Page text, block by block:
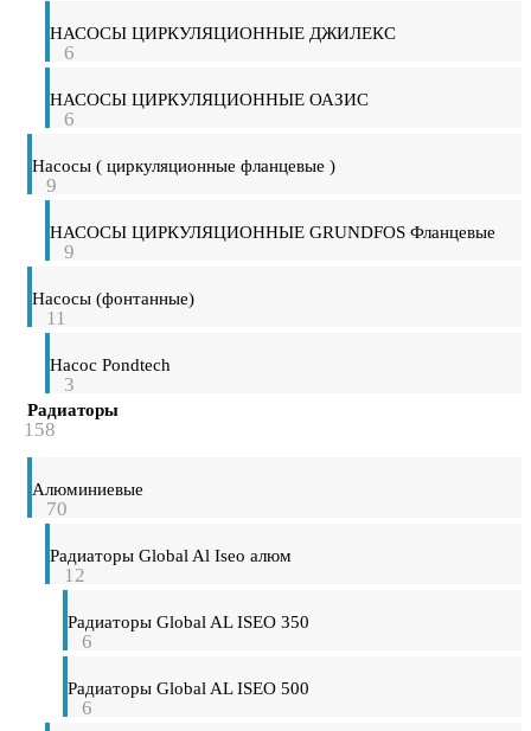
НАСОСЫ ЦИРКУЛЯЦИОННЫЕ ДЖИЛЕКС
6
НАСОСЫ ЦИРКУЛЯЦИОННЫЕ ОАЗИС
6
Насосы ( циркуляционные фланцевые )
9
НАСОСЫ ЦИРКУЛЯЦИОННЫЕ GRUNDFOS Фланцевые
9
Насосы (фонтанные)
11
Насос Pondtech
3
Радиаторы
158
Алюминиевые
70
Радиаторы Global Al Iseo алюм
12
Радиаторы Global AL ISEO 350
6
Радиаторы Global AL ISEO 500
6